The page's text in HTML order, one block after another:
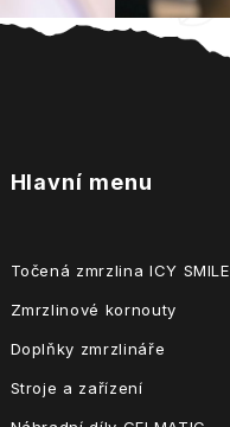
Hlavní menu
Točená zmrzlina ICY SMILE
Zmrzlinové kornouty
Doplňky zmrzlináře
Stroje a zařízení